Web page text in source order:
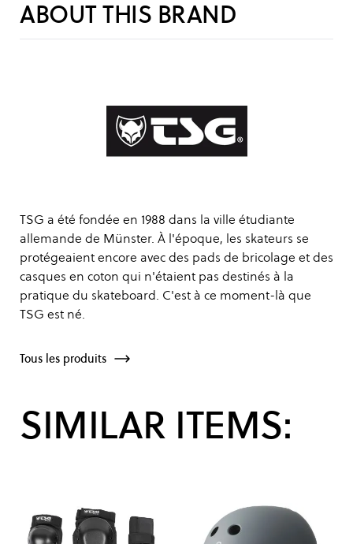
ABOUT THIS BRAND
TSG a été fondée en 1988 dans la ville étudiante
allemande de Münster. À l'époque, les skateurs se
protégeaient encore avec des pads de bricolage et des
casques en coton qui n'étaient pas destinés à la
pratique du skateboard. C'est à ce moment-là que
TSG est né.
Tous les produits
SIMILAR ITEMS: